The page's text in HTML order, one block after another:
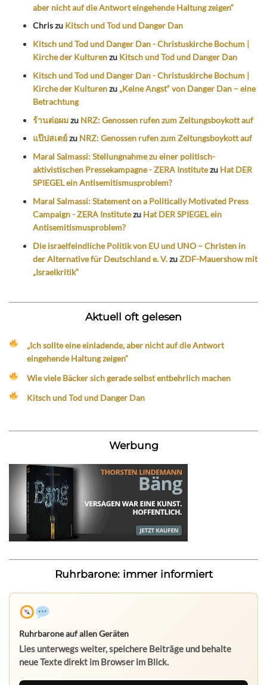
aber nicht auf die Antwort eingehende Haltung zeigen“
Chriszu Kitsch und Tod und Danger Dan
Kitsch und Tod und Danger Dan - Christuskirche Bochum |
Kirche der Kulturenzu Kitsch und Tod und Danger Dan
Kitsch und Tod und Danger Dan - Christuskirche Bochum |
Kirche der Kulturenzu „Keine Angst“ von Danger Dan – eine
Betrachtung
ร้านต่อผมzu NRZ: Genossen rufen zum Zeitungsboykott auf
แป๊ปสเตย์zu NRZ: Genossen rufen zum Zeitungsboykott auf
Maral Salmassi: Stellungnahme zu einer politisch-
aktivistischen Pressekampagne - ZERA Institutezu Hat DER
SPIEGEL ein Antisemitismusproblem?
Maral Salmassi: Statement on a Politically Motivated Press
Campaign - ZERA Institutezu Hat DER SPIEGEL ein
Antisemitismusproblem?
Die israelfeindliche Politik von EU und UNO – Christen in
der Alternative für Deutschland e. V.zuZDF-Mauershow mit
„Israelkritik“
Aktuell oft gelesen
„Ich sollte eine einladende, aber nicht auf die Antwort
eingehende Haltung zeigen“
Wie viele Bäcker sich gerade selbst entbehrlich machen
Kitsch und Tod und Danger Dan
Werbung
Ruhrbarone: immer informiert
Ruhrbarone auf allen Geräten
Lies unterwegs weiter, speichere Beiträge und behalte
neue Texte direkt im Browser im Blick.